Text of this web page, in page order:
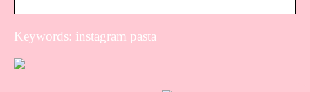
Keywords: instagram pasta